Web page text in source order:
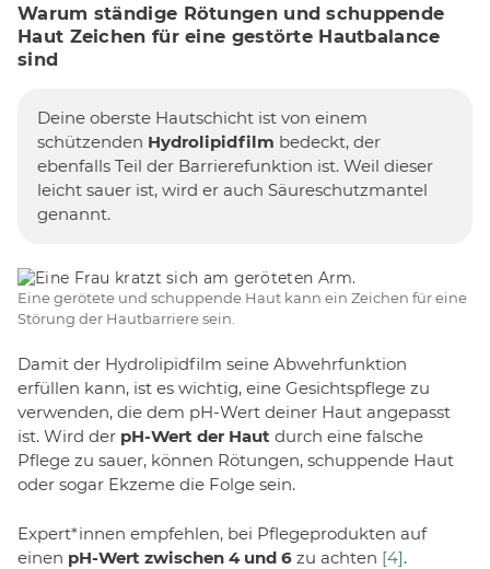
Warum ständige Rötungen und schuppende
Haut Zeichen für eine gestörte Hautbalance
sind
Deine oberste Hautschicht ist von einem
schützenden Hydrolipidfilm bedeckt, der
ebenfalls Teil der Barrierefunktion ist. Weil dieser
leicht sauer ist, wird er auch Säureschutzmantel
genannt.
Eine gerötete und schuppende Haut kann ein Zeichen für eine
Störung der Hautbarriere sein.
Damit der Hydrolipidfilm seine Abwehrfunktion
erfüllen kann, ist es wichtig, eine Gesichtspflege zu
verwenden, die dem pH-Wert deiner Haut angepasst
ist. Wird der pH-Wert der Haut durch eine falsche
Pflege zu sauer, können Rötungen, schuppende Haut
oder sogar Ekzeme die Folge sein.
Expert*innen empfehlen, bei Pflegeprodukten auf
einen pH-Wert zwischen 4 und 6 zu achten [4].